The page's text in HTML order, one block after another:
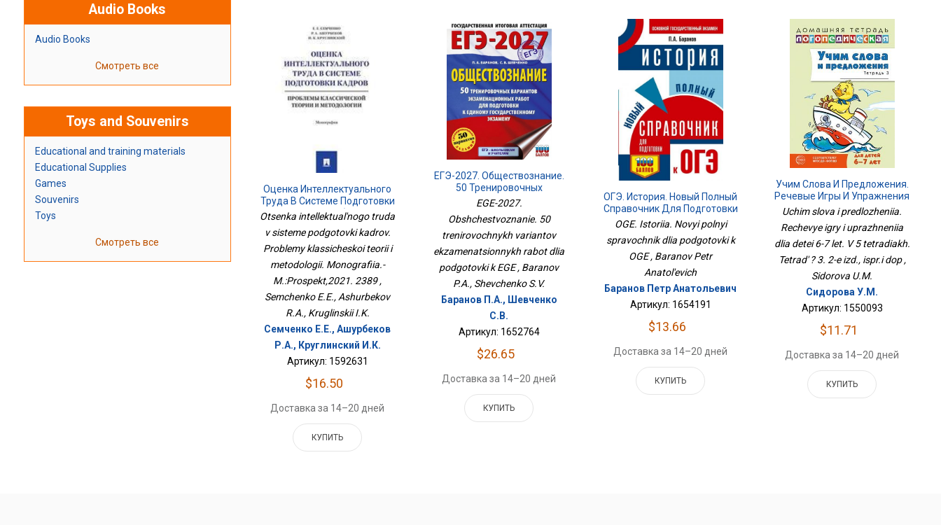
Audio Books
Audio Books
Смотреть все
Toys and Souvenirs
Educational and training materials
Educational Supplies
Games
Souvenirs
Toys
Смотреть все
Оценка Интеллектуального
Труда В Системе Подготовки
Кадров. Проблемы
Классической Теории И
Методологии. Монография.-
М.:Проспект,2021. 2389
Otsenka intellektual'nogo truda
v sisteme podgotovki kadrov.
Problemy klassicheskoi teorii i
metodologii. Monografiia.-
M.:Prospekt,2021. 2389 ,
Semchenko E.E., Ashurbekov
R.A., Kruglinskii I.K.
Семченко Е.Е., Ашурбеков
Р.А., Круглинский И.К.
Артикул: 1592631
$16.50
Доставка за 14–20 дней
КУПИТЬ
ЕГЭ-2027. Обществознание.
50 Тренировочных
Вариантов
Экзаменационных Работ
Для Подготовки К ЕГЭ
EGE-2027.
Obshchestvoznanie. 50
trenirovochnykh variantov
ekzamenatsionnykh rabot dlia
podgotovki k EGE , Baranov
P.A., Shevchenko S.V.
Баранов П.А., Шевченко
С.В.
Артикул: 1652764
$26.65
Доставка за 14–20 дней
КУПИТЬ
ОГЭ. История. Новый Полный
Справочник Для Подготовки
К ОГЭ
OGE. Istoriia. Novyi polnyi
spravochnik dlia podgotovki k
OGE , Baranov Petr
Anatol'evich
Баранов Петр Анатольевич
Артикул: 1654191
$13.66
Доставка за 14–20 дней
КУПИТЬ
Учим Слова И Предложения.
Речевые Игры И Упражнения
Для Детей 6-7 Лет. В 5
Тетрадях. Тетрадь № 3. 2-Е
Изд., Испр.и Доп
Uchim slova i predlozheniia.
Rechevye igry i uprazhneniia
dlia detei 6-7 let. V 5 tetradiakh.
Tetrad' ? 3. 2-e izd., ispr.i dop ,
Sidorova U.M.
Сидорова У.М.
Артикул: 1550093
$11.71
Доставка за 14–20 дней
КУПИТЬ